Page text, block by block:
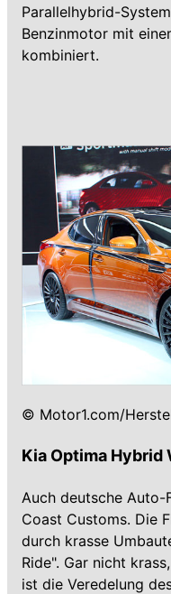
Parallelhybrid-
Benzinmotor mit
kombiniert.
© Motor1.com/
Kia Optima Hybrid
Auch deutsche Auto-
Coast Customs. Die
durch krasse
Ride". Gar nicht
ist die Veredelung